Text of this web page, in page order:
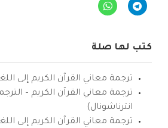
كتب لها صلة
ترجمة معاني القرآن الكريم إلى
ترجمة معاني القرآن الكريم –
انترناشونال)
ترجمة معاني القرآن الكريم إلى